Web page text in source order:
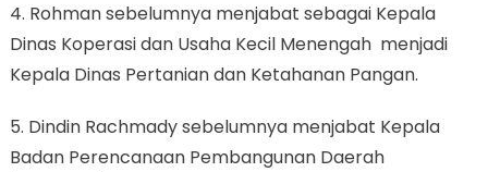
4. Rohman sebelumnya menjabat sebagai Kepala
Dinas Koperasi dan Usaha Kecil Menengah menjadi
Kepala Dinas Pertanian dan Ketahanan Pangan.
5. Dindin Rachmady sebelumnya menjabat Kepala
Badan Perencanaan Pembangunan Daerah